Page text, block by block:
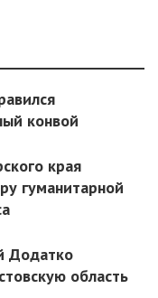
конвой
края
гуманитарной
Додатко
область